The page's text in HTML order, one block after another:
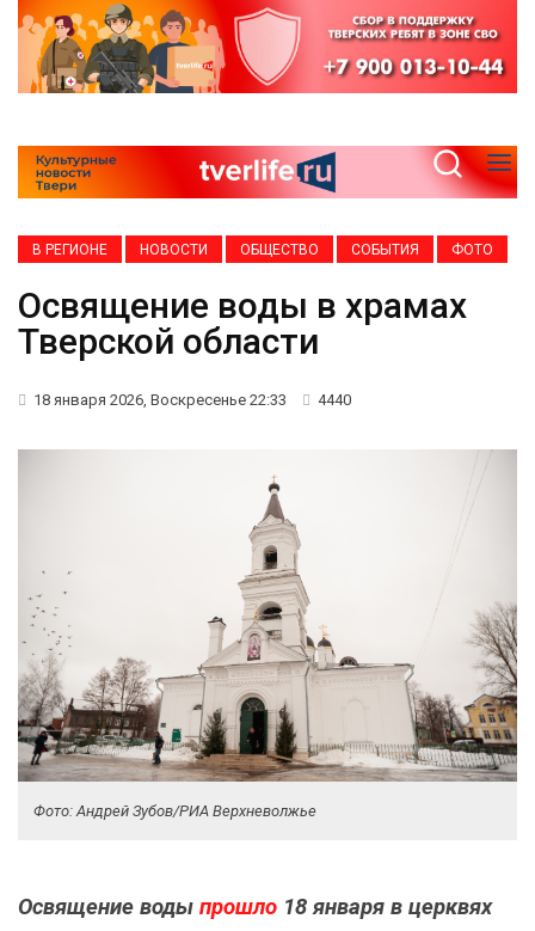
В РЕГИОНЕ НОВОСТИ ОБЩЕСТВО СОБЫТИЯ ФОТО
Освящение воды в храмах
Тверской области
18 января 2026, Воскресенье 22:33 4440
Фото: Андрей Зубов/РИА Верхневолжье
Освящение воды прошло 18 января в церквях